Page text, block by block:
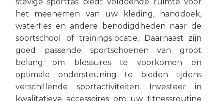
het meenemen van uw kleding, handdoek,
waterfles en andere benodigdheden naar de
sportschool of trainingslocatie. Daarnaast zijn
goed passende sportschoenen van groot
belang om blessures te voorkomen en
optimale ondersteuning te bieden tijdens
verschillende sportactiviteiten. Investeer in
kwalitatieve accessoires om uw fitnessroutine